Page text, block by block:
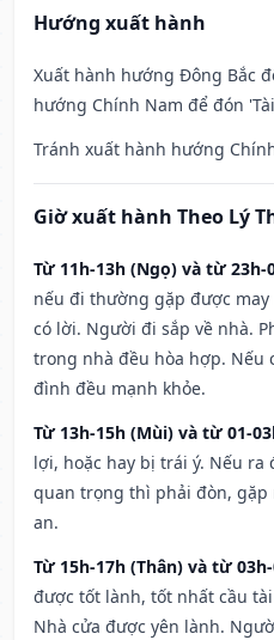
Hướng xuất hành
Xuất hành hướng Đông Bắc
hướng Chính Nam để đón
Tránh xuất hành hướng
Giờ xuất hành Theo Lý
Từ 11h-13h (Ngọ) và từ 23h-
nếu đi thường gặp được
có lời. Người đi sắp về nhà.
trong nhà đều hòa hợp. Nếu
đình đều mạnh khỏe.
Từ 13h-15h (Mùi) và từ 01-
lợi, hoặc hay bị trái ý. Nếu ra
quan trọng thì phải đòn,
an.
Từ 15h-17h (Thân) và từ
được tốt lành, tốt nhất cầu
Nhà cửa được yên lành.